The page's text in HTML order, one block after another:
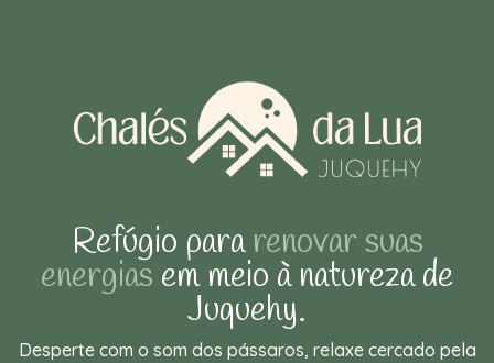
Refúgio pararenovar suas
energias em meio à natureza de
Juquehy.
Desperte com o som dos pássaros, relaxe cercado pela